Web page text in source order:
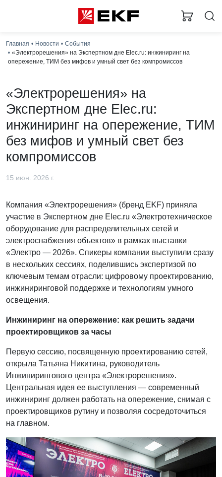
Главная Новости
События
«Электрорешения» на Экспертном дне Elec.ru: инжиниринг на
опережение, ТИМ без мифов и умный свет без компромиссов
«Электрорешения» на
Экспертном дне Elec.ru:
инжиниринг на опережение, ТИМ
без мифов и умный свет без
компромиссов
15 июн. 2026 г.
Компания «Электрорешения» (бренд EKF) приняла
участие в Экспертном дне Elec.ru «Электротехническое
оборудование для распределительных сетей и
электроснабжения объектов» в рамках выставки
«Электро — 2026». Спикеры компании выступили сразу
в нескольких сессиях, поделившись экспертизой по
ключевым темам отрасли: цифровому проектированию,
инжиниринговой поддержке и технологиям умного
освещения.
Инжиниринг на опережение: как решить задачи
проектировщиков за часы
Первую сессию, посвященную проектированию сетей,
открыла Татьяна Никитина, руководитель
Инжинирингового центра «Электрорешения».
Центральная идея ее выступления — современный
инжиниринг должен работать на опережение, снимая с
проектировщиков рутину и позволяя сосредоточиться
на главном.